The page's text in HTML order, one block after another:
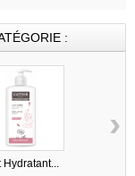
:
Hydratant...
›